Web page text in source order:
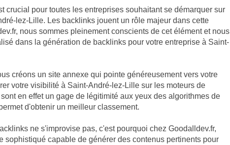
crucial pour toutes les entreprises souhaitant se démarquer sur
lez-Lille. Les backlinks jouent un rôle majeur dans cette
nous sommes pleinement conscients de cet élément et nous
dans la génération de backlinks pour votre entreprise à Saint-
créons un site annexe qui pointe généreusement vers votre
votre visibilité à Saint-André-lez-Lille sur les moteurs de
en effet un gage de légitimité aux yeux des algorithmes de
d'obtenir un meilleur classement.
ne s'improvise pas, c'est pourquoi chez Goodalldev.fr,
sophistiqué capable de générer des contenus pertinents pour